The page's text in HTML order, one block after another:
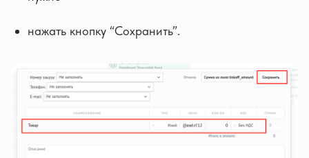
нажать кнопку “Сохранить”.